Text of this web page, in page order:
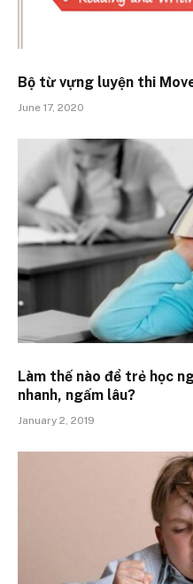
Bộ từ vựng luyện thi
June 17, 2020
Làm thế nào để trẻ học
nhanh, ngấm lâu?
January 2, 2019